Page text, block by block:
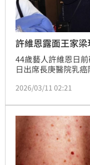
許維恩露面王家
44歲藝人許維恩日前
日出席長庚醫院乳
機」接送愛妻到場，
2026/03/11 02:21